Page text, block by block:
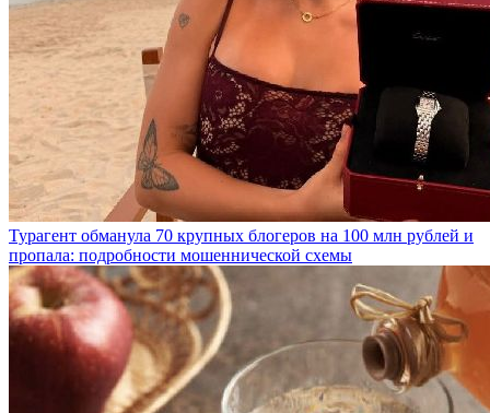
Турагент обманула 70 крупных блогеров на 100 млн рублей и
пропала: подробности мошеннической схемы